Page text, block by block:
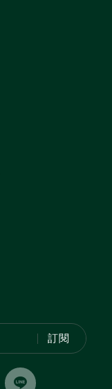
訂閱